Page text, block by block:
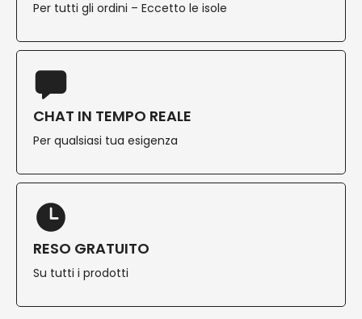
Per tutti gli ordini – Eccetto le isole
CHAT IN TEMPO REALE
Per qualsiasi tua esigenza
RESO GRATUITO
Su tutti i prodotti